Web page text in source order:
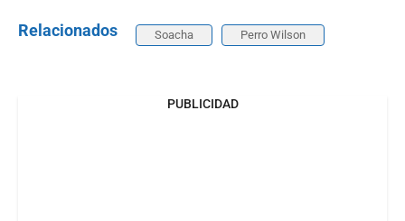
Relacionados Soacha Perro Wilson
PUBLICIDAD